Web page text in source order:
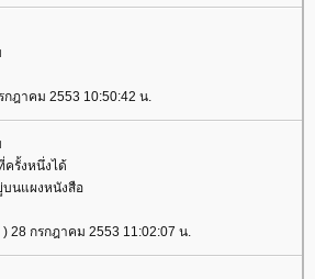
กฎาคม 2553 10:50:42 น.
ครั้งหนึ่งได้
บนแผงหนังสือ
) 28 กรกฎาคม 2553 11:02:07 น.